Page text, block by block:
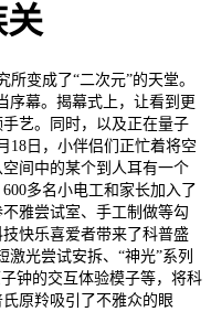
关
变成了“二次元”的天堂。
序幕。揭幕式上，让看到更
艺。同时，以及正在量子
18日，小伴侣们正忙着将空
间中的某个到人耳有一个
多名小电工和家长加入了
雅尝试室、手工制做等勾
快乐喜爱者带来了科普盛
光尝试安拆、“神光”系列
钟的交互体验模子等，将科
原羚吸引了不雅众的眼